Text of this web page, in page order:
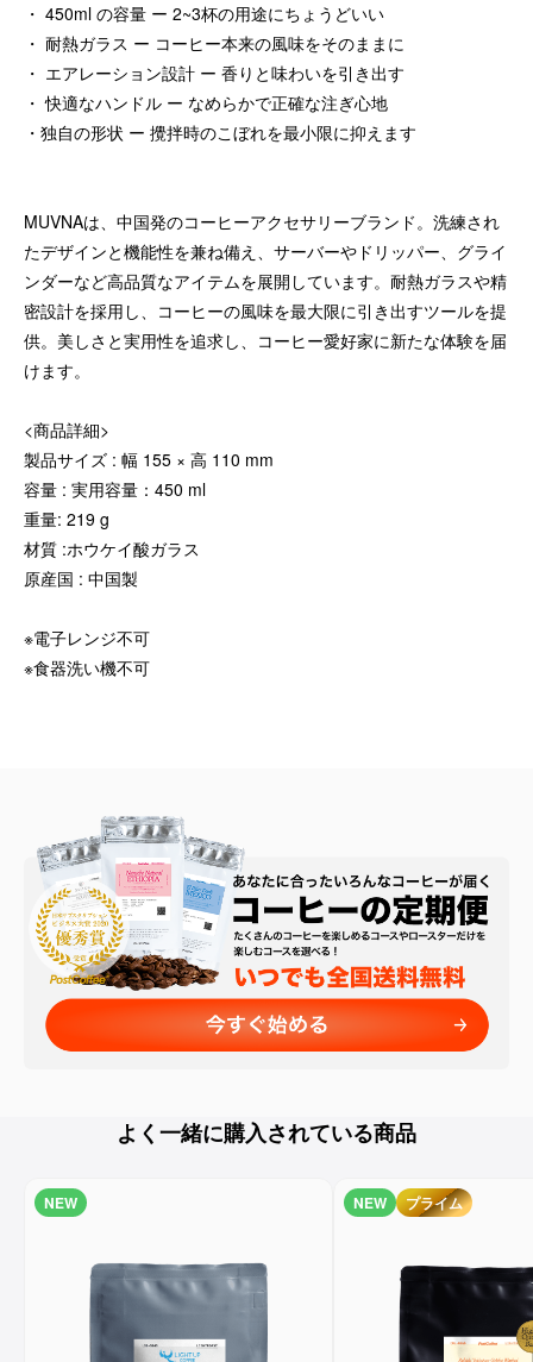
・ 450ml の容量 ー 2~3杯の用途にちょうどいい
・ 耐熱ガラス ー コーヒー本来の風味をそのままに
・ エアレーション設計 ー 香りと味わいを引き出す
・ 快適なハンドル ー なめらかで正確な注ぎ心地
・独自の形状 ー 攪拌時のこぼれを最小限に抑えます
MUVNAは、中国発のコーヒーアクセサリーブランド。洗練され
たデザインと機能性を兼ね備え、サーバーやドリッパー、グライ
ンダーなど高品質なアイテムを展開しています。耐熱ガラスや精
密設計を採用し、コーヒーの風味を最大限に引き出すツールを提
供。美しさと実用性を追求し、コーヒー愛好家に新たな体験を届
けます。
<商品詳細>
製品サイズ : 幅 155 × 高 110 mm
容量 : 実用容量：450 ml
重量: 219 g
材質 :ホウケイ酸ガラス
原産国 : 中国製
※電子レンジ不可
※食器洗い機不可
よく一緒に購入されている商品
NEW NEW プライム